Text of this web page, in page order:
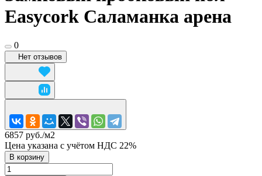
Easycork Саламанка арена
0
Нет отзывов
6857 руб./м2
Цена указана с учётом НДС 22%
В корзину